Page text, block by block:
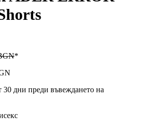
*
30 дни преди въвеждането на